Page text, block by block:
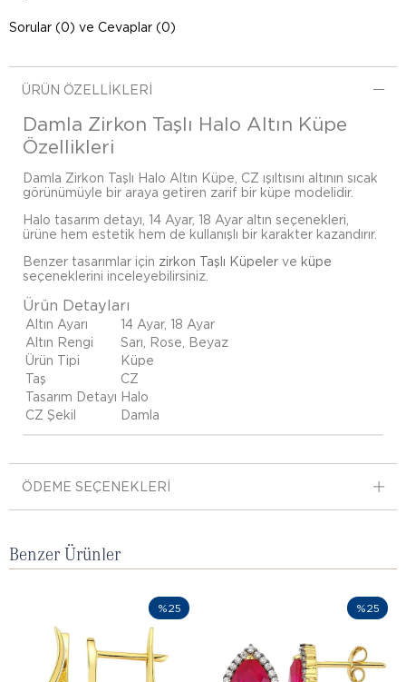
Sorular (0) ve Cevaplar (0)
ÜRÜN ÖZELLIKLERI
Damla Zirkon Taşlı Halo Altın Küpe
Özellikleri
Damla Zirkon Taşlı Halo Altın Küpe, CZ ışıltısını altının sıcak
görünümüyle bir araya getiren zarif bir küpe modelidir.
Halo tasarım detayı, 14 Ayar, 18 Ayar altın seçenekleri,
ürüne hem estetik hem de kullanışlı bir karakter kazandırır.
Benzer tasarımlar için zirkon Taşlı Küpeler ve küpe
seçeneklerini inceleyebilirsiniz.
Ürün Detayları
Altın Ayarı
14 Ayar, 18 Ayar
Altın Rengi
Sarı, Rose, Beyaz
Ürün Tipi
Küpe
Taş
CZ
Tasarım Detayı Halo
CZ Şekil
Damla
ÖDEME SEÇENEKLERI
Benzer Ürünler
%25 %25